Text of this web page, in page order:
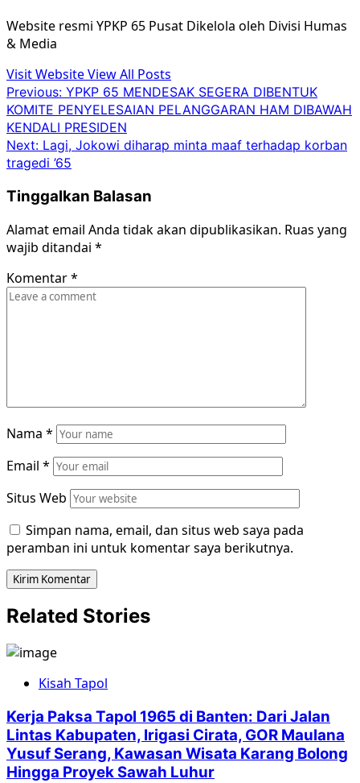
Website resmi YPKP 65 Pusat Dikelola oleh Divisi Humas
& Media
Visit WebsiteView All Posts
Post
navigation
Previous: YPKP 65 MENDESAK SEGERA DIBENTUK
KOMITE PENYELESAIAN PELANGGARAN HAM DIBAWAH
KENDALI PRESIDEN
Next: Lagi, Jokowi diharap minta maaf terhadap korban
tragedi ’65
Tinggalkan Balasan
Alamat email Anda tidak akan dipublikasikan. Ruas yang
wajib ditandai *
Komentar*
Nama *
Email *
Situs Web
Simpan nama, email, dan situs web saya pada
peramban ini untuk komentar saya berikutnya.
Related Stories
Kisah Tapol
Kerja Paksa Tapol 1965 di Banten: Dari Jalan
Lintas Kabupaten, Irigasi Cirata, GOR Maulana
Yusuf Serang, Kawasan Wisata Karang Bolong
Hingga Proyek Sawah Luhur